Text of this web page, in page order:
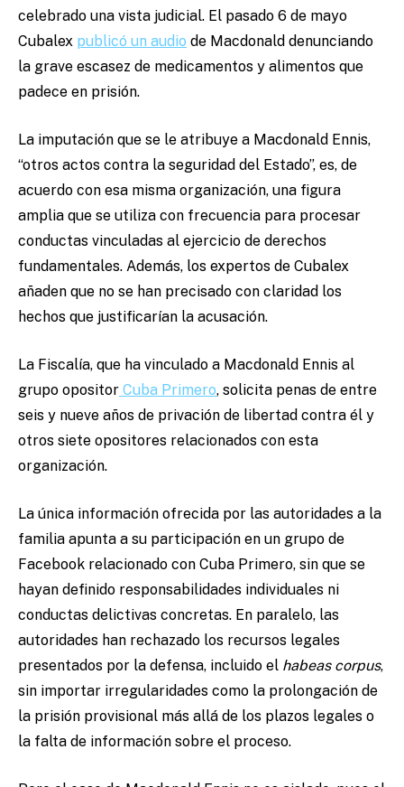
celebrado una vista judicial. El pasado 6 de mayo
Cubalex publicó un audio de Macdonald denunciando
la grave escasez de medicamentos y alimentos que
padece en prisión.
La imputación que se le atribuye a Macdonald Ennis,
“otros actos contra la seguridad del Estado”, es, de
acuerdo con esa misma organización, una figura
amplia que se utiliza con frecuencia para procesar
conductas vinculadas al ejercicio de derechos
fundamentales. Además, los expertos de Cubalex
añaden que no se han precisado con claridad los
hechos que justificarían la acusación.
La Fiscalía, que ha vinculado a Macdonald Ennis al
grupo opositor Cuba Primero, solicita penas de entre
seis y nueve años de privación de libertad contra él y
otros siete opositores relacionados con esta
organización.
La única información ofrecida por las autoridades a la
familia apunta a su participación en un grupo de
Facebook relacionado con Cuba Primero, sin que se
hayan definido responsabilidades individuales ni
conductas delictivas concretas. En paralelo, las
autoridades han rechazado los recursos legales
presentados por la defensa, incluido el habeas corpus,
sin importar irregularidades como la prolongación de
la prisión provisional más allá de los plazos legales o
la falta de información sobre el proceso.